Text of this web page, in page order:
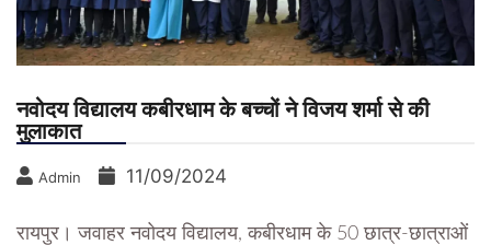
नवोदय विद्यालय कबीरधाम के बच्चों ने विजय शर्मा से की
मुलाकात
Admin 11/09/2024
रायपुर। जवाहर नवोदय विद्यालय, कबीरधाम के 50 छात्र-छात्राओं